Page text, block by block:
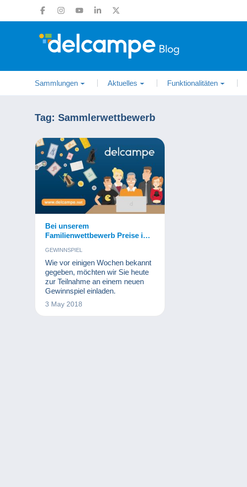
Sammlungen Aktuelles Funktionalitäten
Tag: Sammlerwettbewerb
Bei unserem
Familienwettbewerb Preise im
GEWINNSPIEL
Wie vor einigen Wochen bekannt
gegeben, möchten wir Sie heute
zur Teilnahme an einem neuen
Gewinnspiel einladen.
3 May 2018